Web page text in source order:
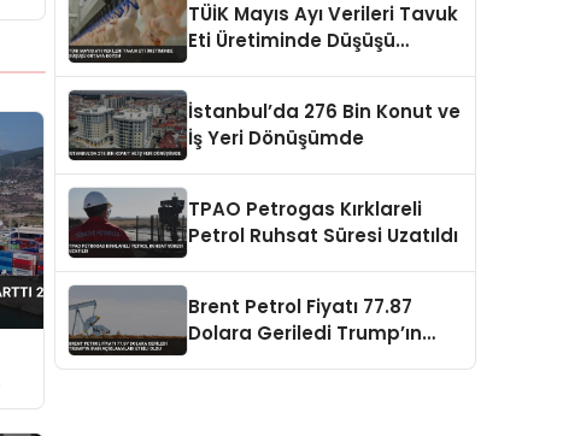
TÜİK Mayıs Ayı Verileri Tavuk
Eti Üretiminde Düşüşü
İstanbul’da 276 Bin Konut ve
İş Yeri Dönüşümde
TPAO Petrogas Kırklareli
Petrol Ruhsat Süresi Uzatıldı
Brent Petrol Fiyatı 77.87
Dolara Geriledi Trump’ın